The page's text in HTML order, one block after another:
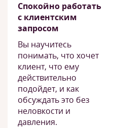
Спокойно работать
с клиентским
запросом
Вы научитесь
понимать, что хочет
клиент, что ему
действительно
подойдет, и как
обсуждать это без
неловкости и
давления.